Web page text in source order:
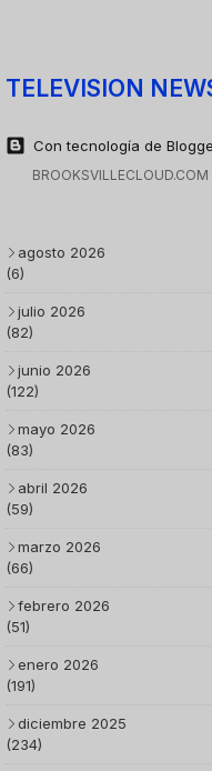
TELEVISION
Con tecnología de
agosto 2026
(6)
julio 2026
(82)
junio 2026
(122)
mayo 2026
(83)
abril 2026
(59)
marzo 2026
(66)
febrero 2026
(51)
enero 2026
(191)
diciembre 2025
(234)